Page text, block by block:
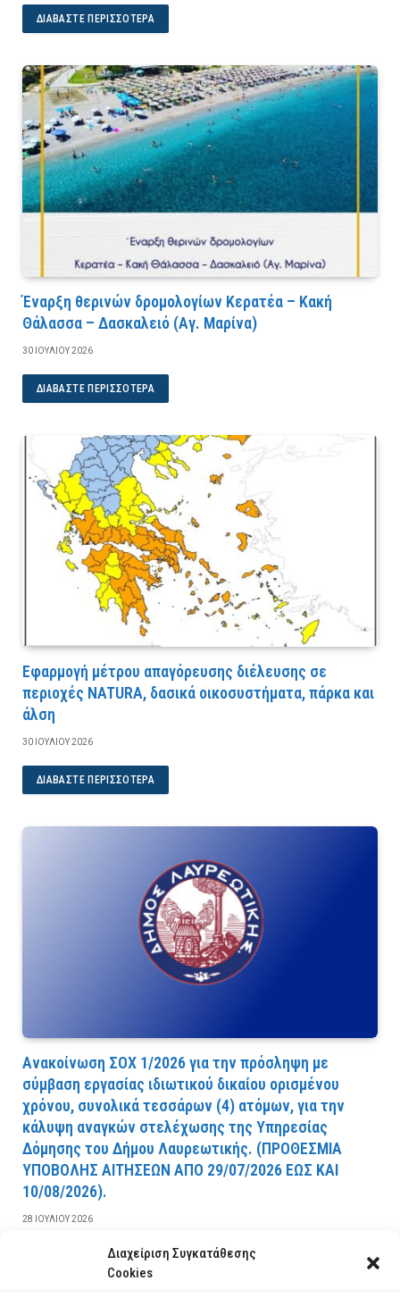
Διαχείριση Συγκατάθεσης
Cookies
ΔΙΑΒΆΣΤΕ ΠΕΡΙΣΣΌΤΕΡΑ
Έναρξη θερινών δρομολογίων Κερατέα – Κακή
Θάλασσα – Δασκαλειό (Αγ. Μαρίνα)
30 ΙΟΥΛΊΟΥ 2026
ΔΙΑΒΆΣΤΕ ΠΕΡΙΣΣΌΤΕΡΑ
Εφαρμογή μέτρου απαγόρευσης διέλευσης σε
περιοχές NATURA, δασικά οικοσυστήματα, πάρκα και
άλση
30 ΙΟΥΛΊΟΥ 2026
ΔΙΑΒΆΣΤΕ ΠΕΡΙΣΣΌΤΕΡΑ
Ανακοίνωση ΣΟΧ 1/2026 για την πρόσληψη με
σύμβαση εργασίας ιδιωτικού δικαίου ορισμένου
χρόνου, συνολικά τεσσάρων (4) ατόμων, για την
κάλυψη αναγκών στελέχωσης της Υπηρεσίας
Δόμησης του Δήμου Λαυρεωτικής. (ΠPOΘEΣMIA
YΠOBOΛHΣ AITHΣEΩN AΠO 29/07/2026 EΩΣ KAI
10/08/2026).
28 ΙΟΥΛΊΟΥ 2026
ΔΙΑΒΆΣΤΕ ΠΕΡΙΣΣΌΤΕΡΑ